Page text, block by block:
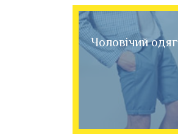
Чоловічий одяг